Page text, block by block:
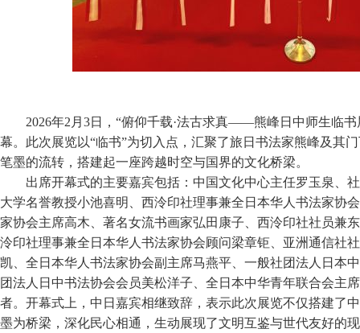
2026年2月3日，“俯仰千载·法古求真——熊峰日中师生临
幕。此次展览以“临书”为切入点，汇聚了旅日书法家熊峰及其
笔墨的流转，搭建起一座跨越时空与国界的文化桥梁。
出席开幕式的主要嘉宾包括：中国文化中心主任罗玉泉、
大学名誉教授小池喜明、西泠印社理事兼全日本华人书法家协
家协会主席高木、著名女流书画家弘田康子、西泠印社社员兼
泠印社理事兼全日本华人书法家协会顾问梁章钜、亚洲通信社
凯、全日本华人书法家协会副主席马燕平、一般社团法人日本
团法人日中书法协会会员美松洋子、全日本中华青年联合会主
者。开幕式上，中日嘉宾相继致辞，表示此次展览不仅搭建了
墨为桥梁，深化民心相通，生动展现了文明互鉴与世代友好的